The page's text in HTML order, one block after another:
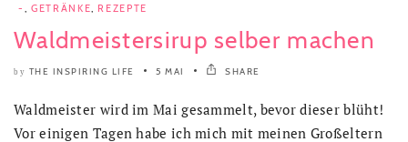
- GETRÄNKE REZEPTE
Waldmeistersirup selber machen
by THE INSPIRING LIFE 5 MAI SHARE
Waldmeister wird im Mai gesammelt, bevor dieser blüht!
Vor einigen Tagen habe ich mich mit meinen Großeltern